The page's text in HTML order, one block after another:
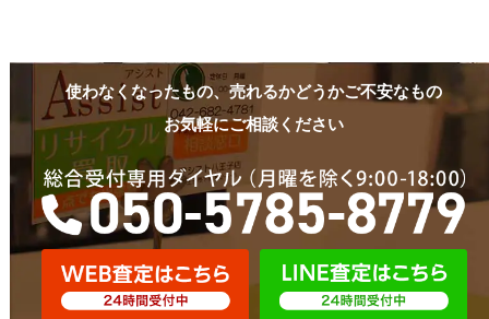
使わなくなったもの、売れるかどうかご不安なもの
お気軽にご相談ください